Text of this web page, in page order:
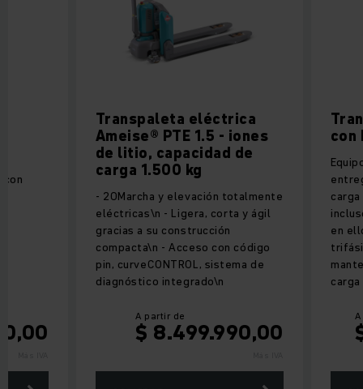
Transpaleta eléctrica
Ameise® PTE 1.5 - iones
de litio, capacidad de
carga 1.500 kg
- 20Marcha y elevación totalmente
eléctricas\n - Ligera, corta y ágil
gracias a su construcción
compacta\n - Acceso con código
pin, curveCONTROL, sistema de
diagnóstico integrado\n
A partir de
$ 8.499.990,00
con
en